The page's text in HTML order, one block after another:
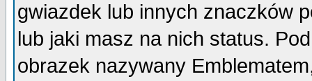
gwiazdek lub innych znaczków
lub jaki masz na nich status.
obrazek nazywany